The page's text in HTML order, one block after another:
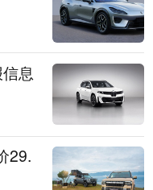
息
29.